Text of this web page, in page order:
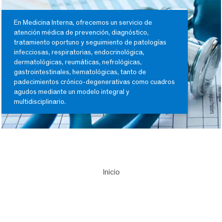
En Medicina Interna, ofrecemos un servicio de
atención médica de prevención, diagnóstico,
tratamiento oportuno y seguimiento de patologías
infecciosas, respiratorias, endocrinológica,
dermatológicas, reumáticas, nefrológicas,
gastrointestinales, hematológicas, tanto de
padecimientos crónico-degenerativas como cuadros
agudos mediante un modelo integral y
multidisciplinario.
Inicio